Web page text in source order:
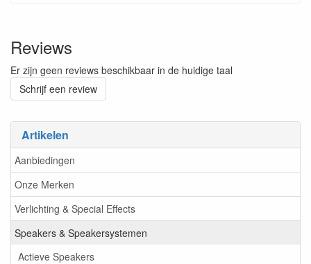
Artikelen
Aanbiedingen
Onze Merken
Verlichting & Special Effects
Speakers & Speakersystemen
Actieve Speakers
Reviews
Er zijn geen reviews beschikbaar in de huidige taal
Schrijf een review